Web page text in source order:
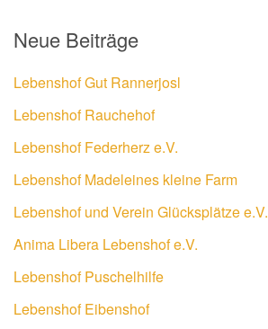
Neue Beiträge
Lebenshof Gut Rannerjosl
Lebenshof Rauchehof
Lebenshof Federherz e.V.
Lebenshof Madeleines kleine Farm
Lebenshof und Verein Glücksplätze e.V.
Anima Libera Lebenshof e.V.
Lebenshof Puschelhilfe
Lebenshof Eibenshof